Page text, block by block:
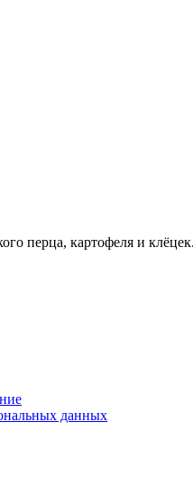
перца, картофеля и клёцек.
данных